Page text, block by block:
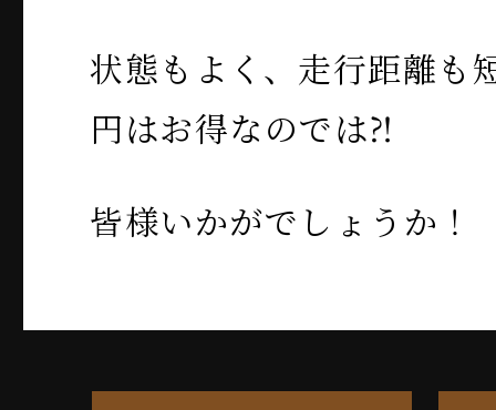
状態もよく、走行距離も
円はお得なのでは⁈
皆様いかがでしょうか！